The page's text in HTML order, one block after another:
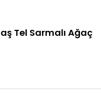
Tel Sarmalı Ağaç